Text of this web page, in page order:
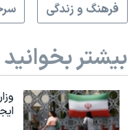
فرهنگ و زندگی
بیشتر بخوانید